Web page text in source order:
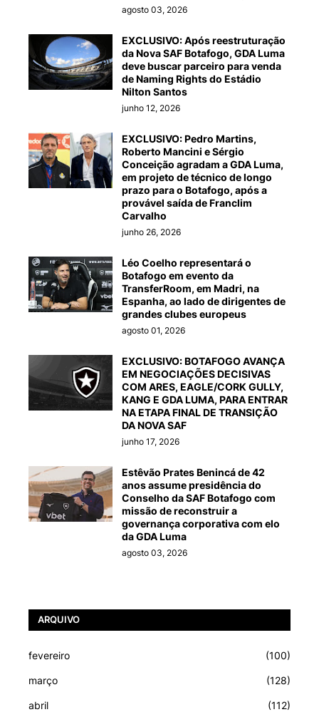
agosto 03, 2026
EXCLUSIVO: Após reestruturação
da Nova SAF Botafogo, GDA Luma
deve buscar parceiro para venda
de Naming Rights do Estádio
Nilton Santos
junho 12, 2026
EXCLUSIVO: Pedro Martins,
Roberto Mancini e Sérgio
Conceição agradam a GDA Luma,
em projeto de técnico de longo
prazo para o Botafogo, após a
provável saída de Franclim
Carvalho
junho 26, 2026
Léo Coelho representará o
Botafogo em evento da
TransferRoom, em Madri, na
Espanha, ao lado de dirigentes de
grandes clubes europeus
agosto 01, 2026
EXCLUSIVO: BOTAFOGO AVANÇA
EM NEGOCIAÇÕES DECISIVAS
COM ARES, EAGLE/CORK GULLY,
KANG E GDA LUMA, PARA ENTRAR
NA ETAPA FINAL DE TRANSIÇÃO
DA NOVA SAF
junho 17, 2026
Estêvão Prates Benincá de 42
anos assume presidência do
Conselho da SAF Botafogo com
missão de reconstruir a
governança corporativa com elo
da GDA Luma
agosto 03, 2026
ARQUIVO
fevereiro (100)
março (128)
abril (112)